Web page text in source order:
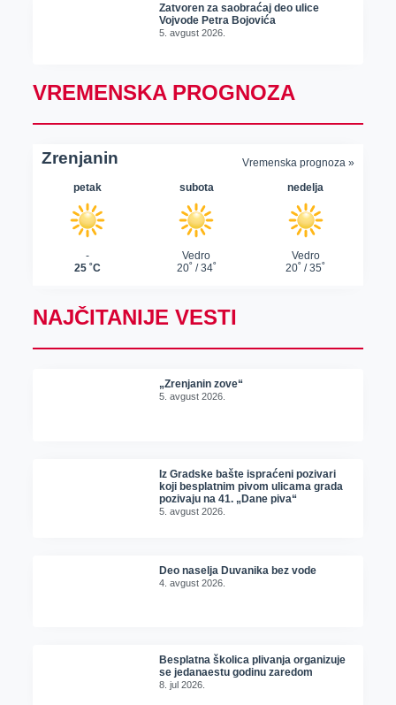
Zatvoren za saobraćaj deo ulice
Vojvode Petra Bojovića
5. avgust 2026.
VREMENSKA PROGNOZA
NAJČITANIJE VESTI
„Zrenjanin zove“
5. avgust 2026.
Iz Gradske bašte ispraćeni pozivari
koji besplatnim pivom ulicama grada
pozivaju na 41. „Dane piva“
5. avgust 2026.
Deo naselja Duvanika bez vode
4. avgust 2026.
Besplatna školica plivanja organizuje
se jedanaestu godinu zaredom
8. jul 2026.